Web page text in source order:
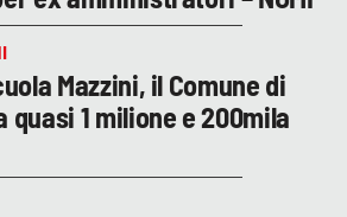
Mazzini, il Comune di
quasi 1 milione e 200mila